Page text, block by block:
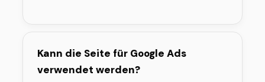
Kann die Seite für Google Ads
verwendet werden?